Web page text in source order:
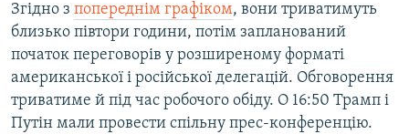
Згідно з попереднім графіком, вони триватимуть
близько півтори години, потім запланований
початок переговорів у розширеному форматі
американської і російської делегацій. Обговорення
триватиме й під час робочого обіду. О 16:50 Трамп і
Путін мали провести спільну прес-конференцію.